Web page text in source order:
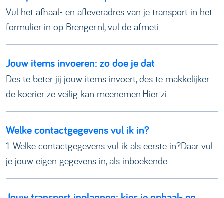
Vul het afhaal- en afleveradres van je transport in het
formulier in op Brenger.nl, vul de afmeti...
Jouw items invoeren: zo doe je dat
Des te beter jij jouw items invoert, des te makkelijker
de koerier ze veilig kan meenemen.Hier zi...
Welke contactgegevens vul ik in?
1. Welke contactgegevens vul ik als eerste in?Daar vul
je jouw eigen gegevens in, als inboekende ...